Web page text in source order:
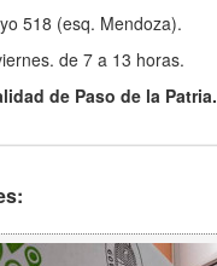
518 (esq. Mendoza).
de 7 a 13 horas.
de Paso de la Patria.